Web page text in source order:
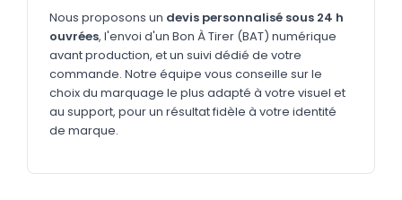
Sacs & voyages
Verres & déjeuner
Technologie
Vêtements
Nous proposons un devis personnalisé sous 24 h
ouvrées, l'envoi d'un Bon À Tirer (BAT) numérique
avant production, et un suivi dédié de votre
commande. Notre équipe vous conseille sur le
choix du marquage le plus adapté à votre visuel et
au support, pour un résultat fidèle à votre identité
de marque.